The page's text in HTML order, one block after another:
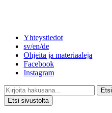
Yhteystiedot
sv/en/de
Ohjeita ja materiaaleja
Facebook
Instagram
Etsi
Etsi sivustolta